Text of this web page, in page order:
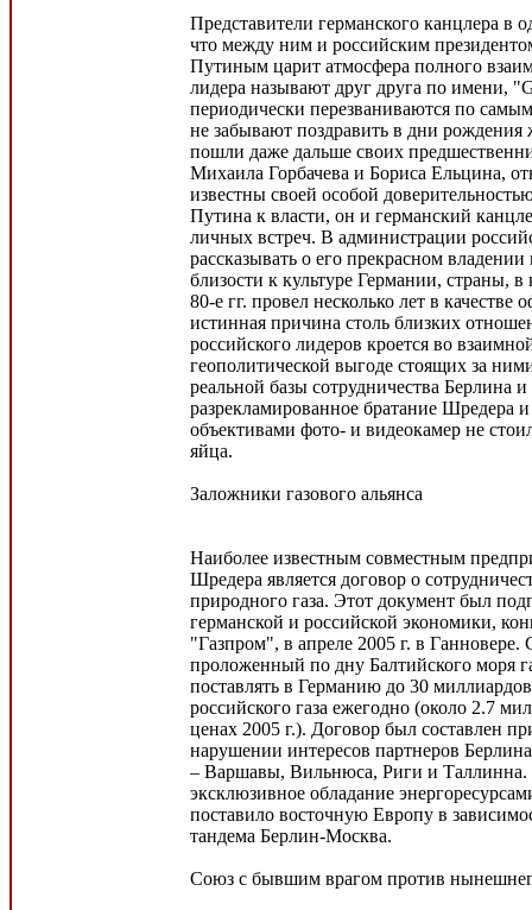
Представители германского канцлера в
что между ним и российским
Путиным царит атмосфера полного
лидера называют друг друга по имени,
периодически перезваниваются по
не забывают поздравить в дни
пошли даже дальше своих
Михаила Горбачева и Бориса Ельцина,
известны своей особой
Путина к власти, он и германский
личных встреч. В администрации
рассказывать о его прекрасном
близости к культуре Германии, страны,
80-е гг. провел несколько лет в
истинная причина столь близких
российского лидеров кроется во
геополитической выгоде стоящих за
реальной базы сотрудничества Берлина
разрекламированное братание Шредера
объективами фото- и видеокамер не
яйца.
Заложники газового альянса
Наиболее известным совместным
Шредера является договор о
природного газа. Этот документ был
германской и российской экономики,
"Газпром", в апреле 2005 г. в Ганновере.
проложенный по дну Балтийского моря
поставлять в Германию до 30
российского газа ежегодно (около 2.7
ценах 2005 г.). Договор был составлен
нарушении интересов партнеров
– Варшавы, Вильнюса, Риги и Таллинна.
эксклюзивное обладание
поставило восточную Европу в
тандема Берлин-Москва.
Союз с бывшим врагом против